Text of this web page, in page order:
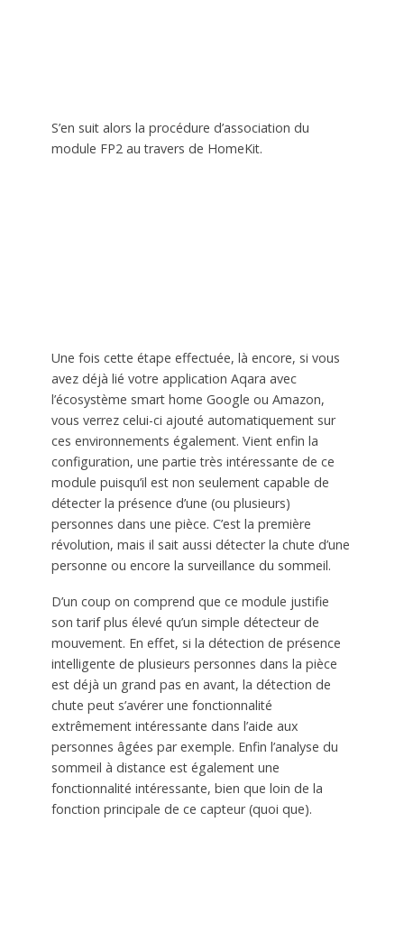
S’en suit alors la procédure d’association du
module FP2 au travers de HomeKit.
Une fois cette étape effectuée, là encore, si vous
avez déjà lié votre application Aqara avec
l’écosystème smart home Google ou Amazon,
vous verrez celui-ci ajouté automatiquement sur
ces environnements également. Vient enfin la
configuration, une partie très intéressante de ce
module puisqu’il est non seulement capable de
détecter la présence d’une (ou plusieurs)
personnes dans une pièce. C’est la première
révolution, mais il sait aussi détecter la chute d’une
personne ou encore la surveillance du sommeil.
D’un coup on comprend que ce module justifie
son tarif plus élevé qu’un simple détecteur de
mouvement. En effet, si la détection de présence
intelligente de plusieurs personnes dans la pièce
est déjà un grand pas en avant, la détection de
chute peut s’avérer une fonctionnalité
extrêmement intéressante dans l’aide aux
personnes âgées par exemple. Enfin l’analyse du
sommeil à distance est également une
fonctionnalité intéressante, bien que loin de la
fonction principale de ce capteur (quoi que).